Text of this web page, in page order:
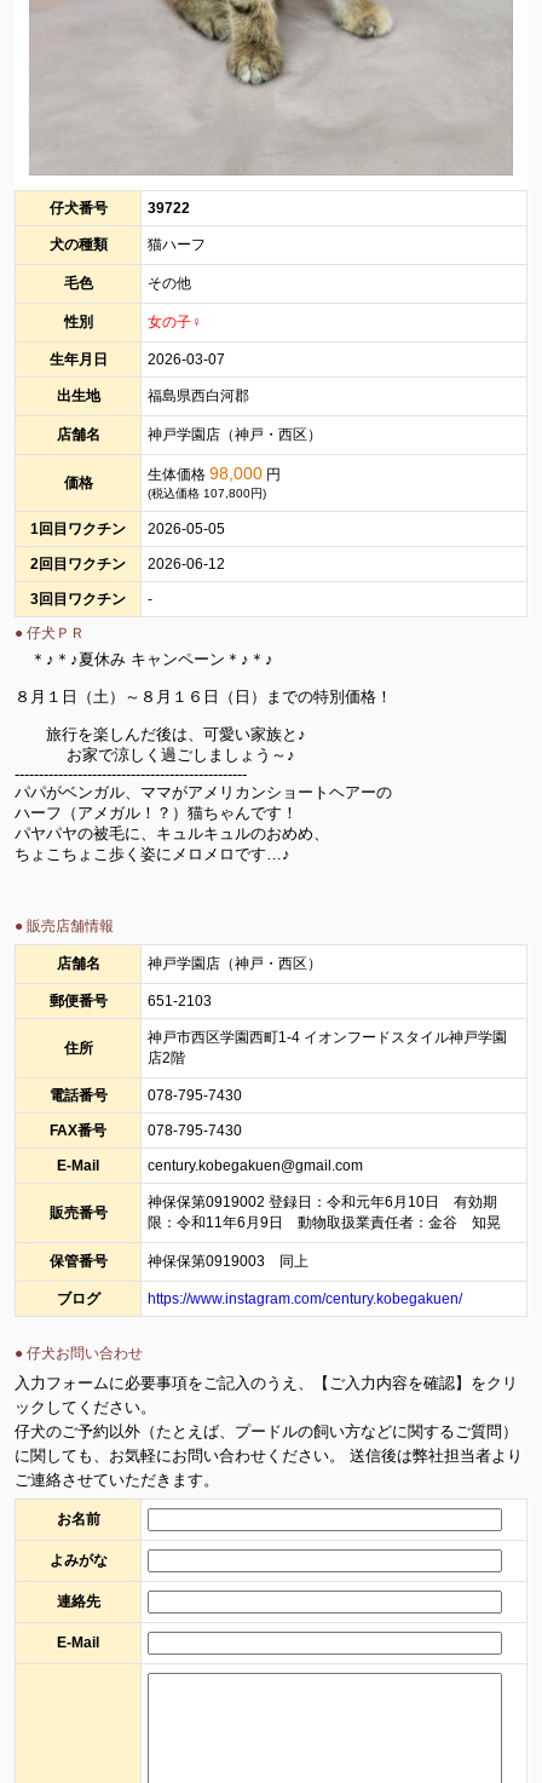
仔犬番号 39722
犬の種類 猫ハーフ
毛色 その他
性別 女の子♀
生年月日 2026-03-07
出生地 福島県西白河郡
店舗名 神戸学園店（神戸・西区）
価格 生体価格 98,000 円
(税込価格 107,800円)
1回目ワクチン 2026-05-05
2回目ワクチン 2026-06-12
3回目ワクチン -
● 仔犬ＰＲ
＊♪＊♪夏休み キャンペーン＊♪＊♪
８月１日（土）～８月１６日（日）までの特別価格！
旅行を楽しんだ後は、可愛い家族と♪
お家で涼しく過ごしましょう～♪
------------------------------------------------
パパがベンガル、ママがアメリカンショートヘアーの
ハーフ（アメガル！？）猫ちゃんです！
パヤパヤの被毛に、キュルキュルのおめめ、
ちょこちょこ歩く姿にメロメロです…♪
● 販売店舗情報
店舗名 神戸学園店（神戸・西区）
郵便番号 651-2103
住所
神戸市西区学園西町1-4 イオンフードスタイル神戸学園
店2階
電話番号 078-795-7430
FAX番号 078-795-7430
E-Mail century.kobegakuen@gmail.com
販売番号
神保保第0919002 登録日：令和元年6月10日 有効期
限：令和11年6月9日 動物取扱業責任者：金谷 知晃
保管番号 神保保第0919003 同上
ブログ https://www.instagram.com/century.kobegakuen/
● 仔犬お問い合わせ
入力フォームに必要事項をご記入のうえ、【ご入力内容を確認】をクリ
ックしてください。
仔犬のご予約以外（たとえば、プードルの飼い方などに関するご質問）
に関しても、お気軽にお問い合わせください。 送信後は弊社担当者より
ご連絡させていただきます。
お名前
よみがな
連絡先
E-Mail